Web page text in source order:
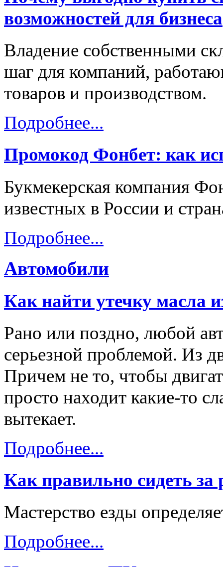
возможностей для бизнеса
Владение собственными
шаг для компаний,
товаров и производством.
Подробнее...
Промокод Фонбет: как
Букмекерская компания
известных в России и
Подробнее...
Автомобили
Как найти утечку масла
Рано или поздно, любой
серьезной проблемой. Из
Причем не то, чтобы
просто находит какие-то
вытекает.
Подробнее...
Как правильно сидеть за
Мастерство езды
Подробнее...